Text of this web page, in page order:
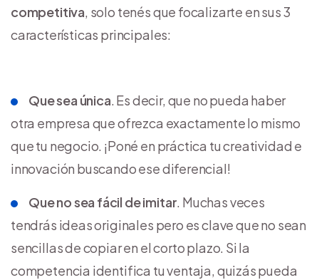
competitiva, solo tenés que focalizarte en sus 3
características principales:
Que sea única. Es decir, que no pueda haber
otra empresa que ofrezca exactamente lo mismo
que tu negocio. ¡Poné en práctica tu creatividad e
innovación buscando ese diferencial!
Que no sea fácil de imitar. Muchas veces
tendrás ideas originales pero es clave que no sean
sencillas de copiar en el corto plazo. Si la
competencia identifica tu ventaja, quizás pueda